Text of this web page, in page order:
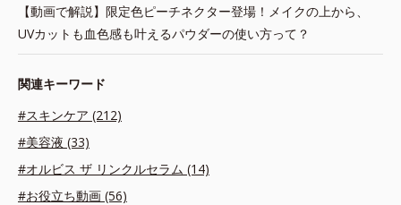
【動画で解説】限定色ピーチネクター登場！メイクの上から、
UVカットも血色感も叶えるパウダーの使い方って？
関連キーワード
#スキンケア (212)
#美容液 (33)
#オルビス ザ リンクルセラム (14)
#お役立ち動画 (56)